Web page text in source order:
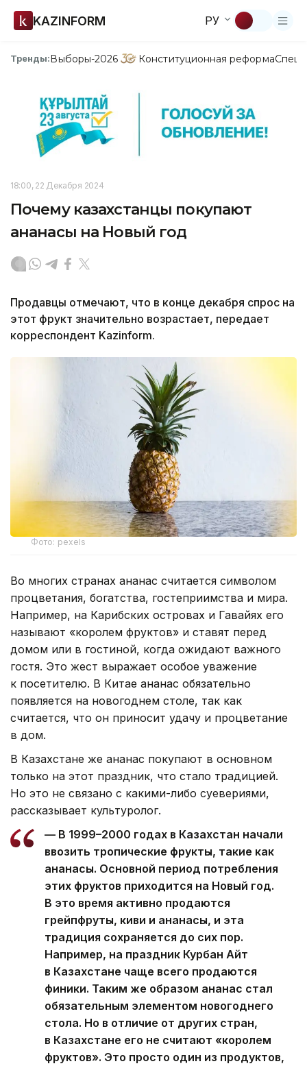
KAZINFORM РУ
Тренды:Выборы-2026 Конституционная реформа
18:00, 22 Декабря 2024
Почему казахстанцы покупают
ананасы на Новый год
Продавцы отмечают, что в конце декабря спрос на
этот фрукт значительно возрастает, передает
корреспондент Kazinform.
Фото: pexels
⁠Во многих странах ананас считается символом
процветания, богатства, гостеприимства и мира.
Например, на Карибских островах и Гавайях его
называют «королем фруктов» и ставят перед
домом или в гостиной, когда ожидают важного
гостя. Это жест выражает особое уважение
к посетителю. В Китае ананас обязательно
появляется на новогоднем столе, так как
считается, что он приносит удачу и процветание
в дом.
В Казахстане же ананас покупают в основном
только на этот праздник, что стало традицией.
Но это не связано с какими-либо суевериями,
рассказывает культуролог.
— В 1999–2000 годах в Казахстан начали
ввозить тропические фрукты, такие как
ананасы. Основной период потребления
этих фруктов приходится на Новый год.
В это время активно продаются
грейпфруты, киви и ананасы, и эта
традиция сохраняется до сих пор.
Например, на праздник Курбан Айт
в Казахстане чаще всего продаются
финики. Таким же образом ананас стал
обязательным элементом новогоднего
стола. Но в отличие от других стран,
в Казахстане его не считают «королем
фруктов». Это просто один из продуктов,